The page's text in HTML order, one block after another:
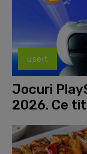
useit
Jocuri
2026. Ce